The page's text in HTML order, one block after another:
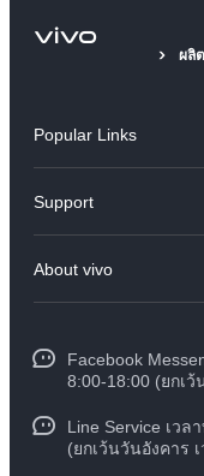
ผลิ
Popular Links
X300
Y31 5G
Support
Funtouch OS
สอบถามเกี่ยวกับราคา
About vivo
ข้อมูลข่าว
สมัครงานที่ vivo
ข้อกฏหมาย
Facebook
8:00-18:00 (ยกเ
Line Service เว
(ยกเว้นวันอังคาร